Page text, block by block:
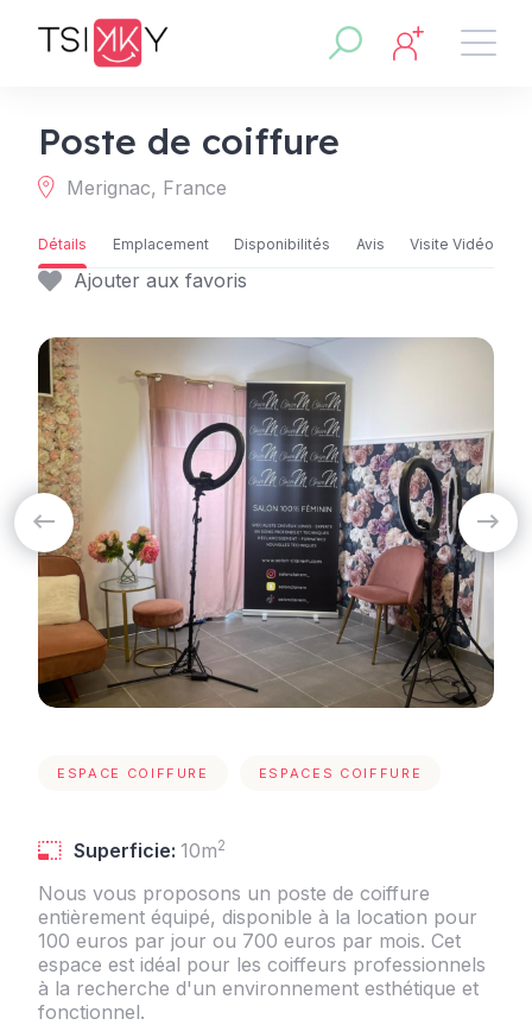
Poste de coiffure
Merignac, France
Ajouter aux favoris
Détails Emplacement Disponibilités Avis Visite Vidéo
ESPACE COIFFURE ESPACES COIFFURE
Superficie: 10m2
Nous vous proposons un poste de coiffure
entièrement équipé, disponible à la location pour
100 euros par jour ou 700 euros par mois. Cet
espace est idéal pour les coiffeurs professionnels
à la recherche d'un environnement esthétique et
fonctionnel.